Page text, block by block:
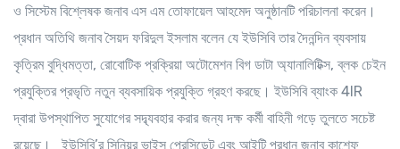
ও সিস্টেম বিশ্লেষক জনাব এস এম তোফায়েল আহমেদ অনুষ্ঠানটি পরিচালনা করেন।
প্রধান অতিথি জনাব সৈয়দ ফরিদুল ইসলাম বলেন যে ইউসিবি তার দৈনন্দিন ব্যবসায়
কৃত্রিম বুদ্ধিমত্তা, রোবোটিক প্রক্রিয়া অটোমেশন বিগ ডাটা অ্যানালিটিক্স, ব্লক চেইন
প্রযুক্তির প্রভৃতি নতুন ব্যবসায়িক প্রযুক্তি গ্রহণ করছে। ইউসিবি ব্যাংক 4IR
দ্বারা উপস্থাপিত সুযোগের সদ্ব্যবহার করার জন্য দক্ষ কর্মী বাহিনী গড়ে তুলতে সচেষ্ট
রয়েছে। ইউসিবি’র সিনিয়র ভাইস প্রেসিডেন্ট এবং আইটি প্রধান জনাব কাশেফ